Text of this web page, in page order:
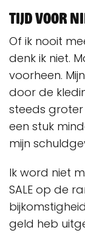
Tijd voor
Of ik nooit
denk ik niet.
voorheen.
door de
steeds
een stuk
mijn
Ik word niet
SALE op de
geld heb